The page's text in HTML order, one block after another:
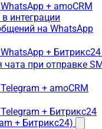
+ amoCRM
интеграции
на WhatsApp
+ Битрикс24
при отправке
+ amoCRM
+ Битрикс24
+ Битрикс24)